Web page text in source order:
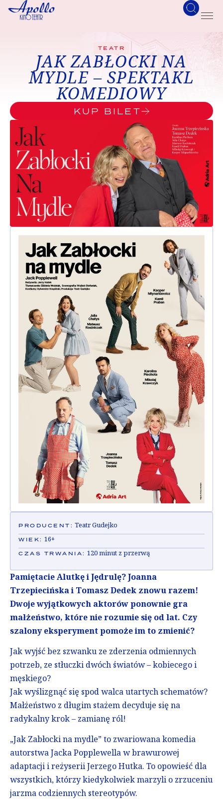
TEATR
JAK ZABŁOCKI NA
MYDLE – SPEKTAKL
KOMEDIOWY
KUP BILET
PRODUCENT: Teatr Gudejko
WIEK: 16+
CZAS TRWANIA: 120 minut z przerwą
Pamiętacie Alutkę i Jędrulę? Joanna
Trzepiecińska i Tomasz Dedek znowu razem!
Dwoje wyjątkowych aktorów ponownie gra
małżeństwo, które nie rozumie się od lat. Czy
szalony eksperyment pomoże im to zmienić?
Jak wyjść bez szwanku ze zderzenia odmiennych
potrzeb, ze stłuczki dwóch światów – kobiecego i
męskiego?
Jak wyślizgnąć się spod walca utartych schematów?
Małżeństwo z długim stażem decyduje się na
radykalny krok – zamianę ról!
„Jak Zabłocki na mydle” to zwariowana komedia
autorstwa Jacka Popplewella w brawurowej
adaptacji i reżyserii Jerzego Hutka. To opowieść dla
wszystkich, którzy kiedykolwiek marzyli o zrzuceniu
jarzma codziennych stereotypów.